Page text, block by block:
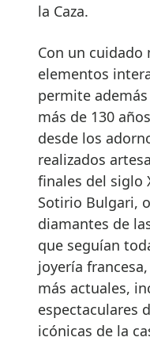
la Caza.
Con un
elementos
permite
más de 130
desde los
realizados
finales del siglo
Sotirio Bulgari,
diamantes de
que seguían
joyería
más actuales,
espectaculares
icónicas de la